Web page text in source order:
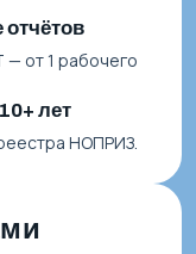
от 1 рабочего
лет
НОПРИЗ.